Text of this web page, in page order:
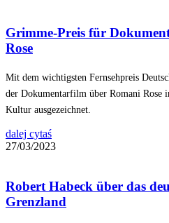
Grimme-Preis für
Rose
Mit dem wichtigsten Fernsehpreis
der Dokumentarfilm über Romani Rose
Kultur ausgezeichnet.
dalej cytaś
27/03/2023
Robert Habeck über das
Grenzland